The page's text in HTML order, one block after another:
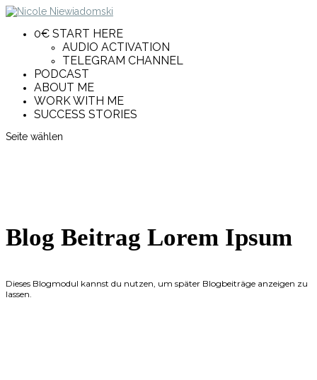
0€ START HERE
AUDIO ACTIVATION
TELEGRAM CHANNEL
PODCAST
ABOUT ME
WORK WITH ME
SUCCESS STORIES
Seite wählen
Blog Beitrag Lorem Ipsum
Dieses Blogmodul kannst du nutzen, um später Blogbeiträge anzeigen zu
lassen.